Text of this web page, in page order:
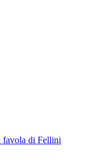
favola di Fellini